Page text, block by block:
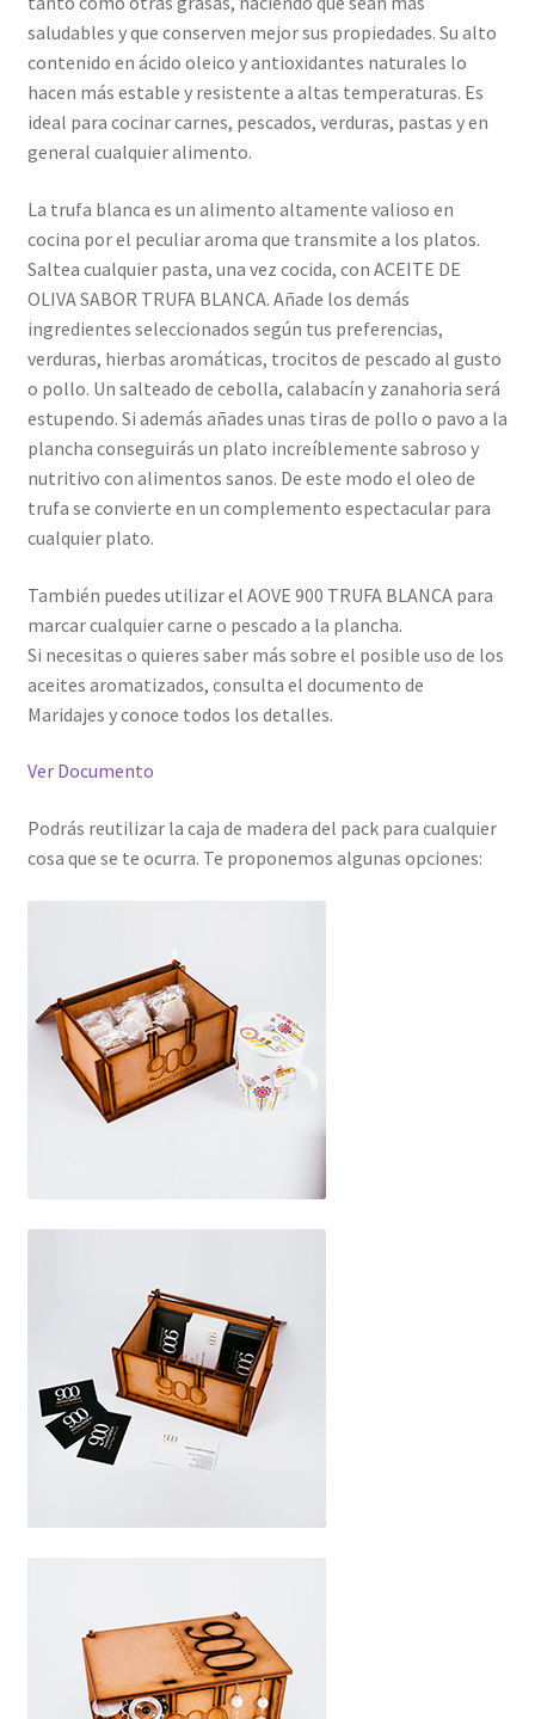
saludables y que conserven mejor sus propiedades. Su alto
contenido en ácido oleico y antioxidantes naturales lo
hacen más estable y resistente a altas temperaturas. Es
ideal para cocinar carnes, pescados, verduras, pastas y en
general cualquier alimento.
La trufa blanca es un alimento altamente valioso en
cocina por el peculiar aroma que transmite a los platos.
Saltea cualquier pasta, una vez cocida, con ACEITE DE
OLIVA SABOR TRUFA BLANCA. Añade los demás
ingredientes seleccionados según tus preferencias,
verduras, hierbas aromáticas, trocitos de pescado al gusto
o pollo. Un salteado de cebolla, calabacín y zanahoria será
estupendo. Si además añades unas tiras de pollo o pavo a la
plancha conseguirás un plato increíblemente sabroso y
nutritivo con alimentos sanos. De este modo el oleo de
trufa se convierte en un complemento espectacular para
cualquier plato.
También puedes utilizar el AOVE 900 TRUFA BLANCA para
marcar cualquier carne o pescado a la plancha.
Si necesitas o quieres saber más sobre el posible uso de los
aceites aromatizados, consulta el documento de
Maridajes y conoce todos los detalles.
Ver Documento
Podrás reutilizar la caja de madera del pack para cualquier
cosa que se te ocurra. Te proponemos algunas opciones: